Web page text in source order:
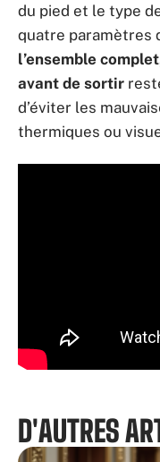
du pied et le type
quatre paramètres
l’ensemble
avant de sortir
d’éviter les
thermiques ou
D'AUTRES